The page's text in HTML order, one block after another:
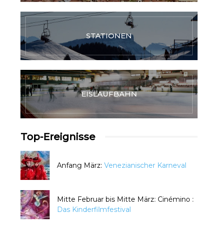
STATIONEN
EISLAUFBAHN
Top-Ereignisse
Anfang März: Venezianischer Karneval
Mitte Februar bis Mitte März: Cinémino :
Das Kinderfilmfestival